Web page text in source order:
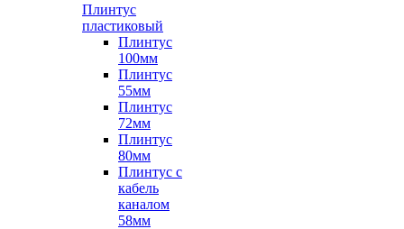
Плинтус
пластиковый
Плинтус
100мм
Плинтус
55мм
Плинтус
72мм
Плинтус
80мм
Плинтус с
кабель
каналом
58мм